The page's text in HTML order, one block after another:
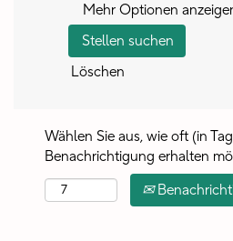
Mehr Optionen
Löschen
Wählen Sie aus, wie oft (in
Benachrichtigung erhalten